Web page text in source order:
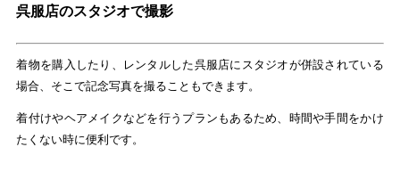
呉服店のスタジオで撮影
着物を購入したり、レンタルした呉服店にスタジオが併設されている
場合、そこで記念写真を撮ることもできます。
着付けやヘアメイクなどを行うプランもあるため、時間や手間をかけ
たくない時に便利です。